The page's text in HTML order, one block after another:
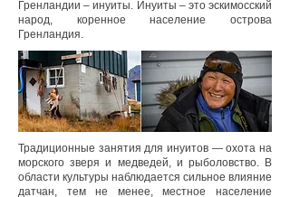
Гренландии – инуиты. Инуиты – это эскимосский
народ, коренное население острова
Гренландия.
Традиционные занятия для инуитов — охота на
морского зверя и медведей, и рыболовство. В
области культуры наблюдается сильное влияние
датчан, тем не менее, местное население